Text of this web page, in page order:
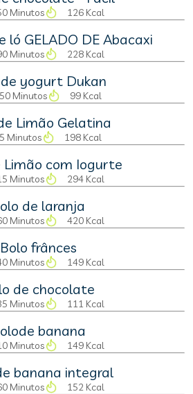
Minutos 126 Kcal
ló GELADO DE Abacaxi
Minutos 228 Kcal
yogurt Dukan
50 Minutos 99 Kcal
Limão Gelatina
5 Minutos 198 Kcal
Limão com Iogurte
Minutos 294 Kcal
de laranja
Minutos 420 Kcal
Bolo frânces
Minutos 149 Kcal
de chocolate
Minutos 111 Kcal
banana
Minutos 149 Kcal
banana integral
Minutos 152 Kcal